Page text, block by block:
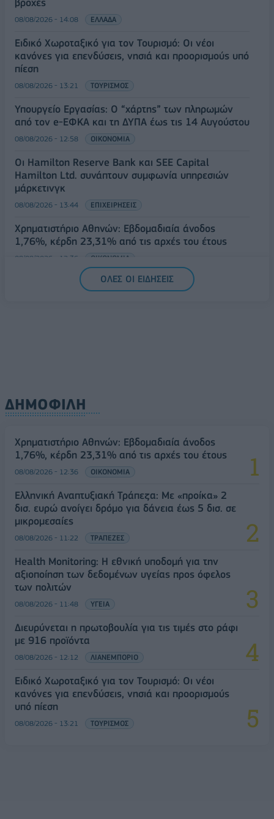
βροχές
08/08/2026 - 14:08 ΕΛΛΑΔΑ
Ειδικό Χωροταξικό για τον Τουρισμό: Οι νέοι
κανόνες για επενδύσεις, νησιά και προορισμούς υπό
πίεση
08/08/2026 - 13:21 ΤΟΥΡΙΣΜΟΣ
Υπουργείο Εργασίας: Ο “χάρτης” των πληρωμών
από τον e-ΕΦΚΑ και τη ΔΥΠΑ έως τις 14 Αυγούστου
08/08/2026 - 12:58 ΟΙΚΟΝΟΜΙΑ
Οι Hamilton Reserve Bank και SEE Capital
Hamilton Ltd. συνάπτουν συμφωνία υπηρεσιών
μάρκετινγκ
08/08/2026 - 13:44 ΕΠΙΧΕΙΡΗΣΕΙΣ
Χρηματιστήριο Αθηνών: Εβδομαδιαία άνοδος
1,76%, κέρδη 23,31% από τις αρχές του έτους
08/08/2026 - 12:36 ΟΙΚΟΝΟΜΙΑ
Διευρύνεται η πρωτοβουλία για τις τιμές στο ράφι
με 916 προϊόντα
ΟΛΕΣ ΟΙ ΕΙΔΗΣΕΙΣ
ΔΗΜΟΦΙΛΗ
Χρηματιστήριο Αθηνών: Εβδομαδιαία άνοδος
1,76%, κέρδη 23,31% από τις αρχές του έτους
08/08/2026 - 12:36 ΟΙΚΟΝΟΜΙΑ
Ελληνική Αναπτυξιακή Τράπεζα: Με «προίκα» 2
δισ. ευρώ ανοίγει δρόμο για δάνεια έως 5 δισ. σε
μικρομεσαίες
08/08/2026 - 11:22 ΤΡΑΠΕΖΕΣ
Health Monitoring: Η εθνική υποδομή για την
αξιοποίηση των δεδομένων υγείας προς όφελος
των πολιτών
08/08/2026 - 11:48 ΥΓΕΙΑ
Διευρύνεται η πρωτοβουλία για τις τιμές στο ράφι
με 916 προϊόντα
08/08/2026 - 12:12 ΛΙΑΝΕΜΠΟΡΙΟ
Ειδικό Χωροταξικό για τον Τουρισμό: Οι νέοι
κανόνες για επενδύσεις, νησιά και προορισμούς
υπό πίεση
08/08/2026 - 13:21 ΤΟΥΡΙΣΜΟΣ